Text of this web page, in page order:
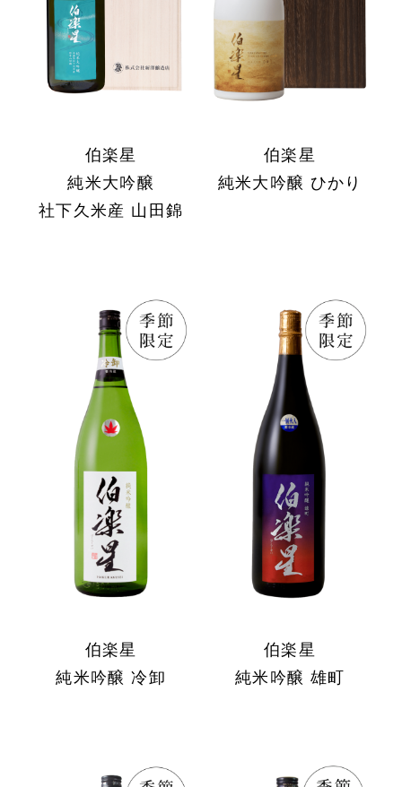
伯楽星
純米大吟醸
社下久米産 山田錦
伯楽星
純米大吟醸 ひかり
伯楽星
純米吟醸 冷卸
伯楽星
純米吟醸 雄町